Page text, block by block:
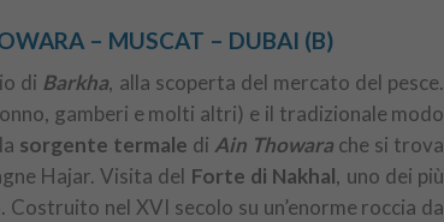
– MUSCAT – DUBAI (B)
di Barkha, alla scoperta del mercato del pesce.
gamberi e molti altri) e il tradizionale modo
sorgente termale diAin Thowara che si trova
Hajar. Visita del Forte di Nakhal, uno dei più
nel XVI secolo su un’enorme roccia da